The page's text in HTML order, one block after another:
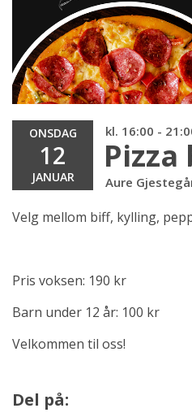
ONSDAG
12
JANUAR
kl. 16:00 -
Aure
Velg mellom biff, kylling,
Pris voksen: 190 kr
Barn under 12 år: 100 kr
Velkommen til oss!
Del på: